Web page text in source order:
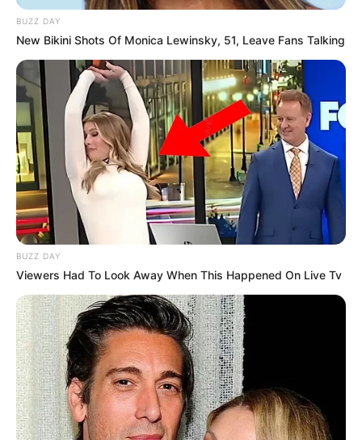
BUZZ DAY
New Bikini Shots Of Monica Lewinsky, 51, Leave Fans Talking
BUZZ DAY
Viewers Had To Look Away When This Happened On Live Tv